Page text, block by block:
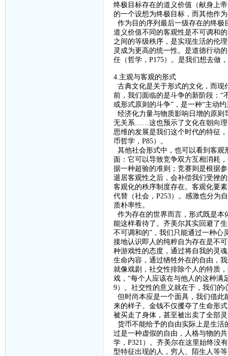
终极目标存在的道义价值（献身上
的一个设想为终极目标，而其他作
作为目的序列最后一级存在的终极
道义价值不同的客观性是不可调和
之间的等级秩序，是实现生活的伦
灵成为更高的统一性。是道德行动
任（哲学， P175）。是我们想去做
4.主观与客观的形式
古典文化是关于形式的文化，而现
前，我们面临的是斗争的新阶段： “
或形式原则的斗争”，是一种“主动
经济化力量与物质影响日增的原则
无关系 ……这也预示了文化在朝向
思维的发展是我们这个时代的特征
币哲学， P85）。
其他社会形式中，也可以看到客观
面：它可以导致竞争双方互相消耗
据一种超验的准则；竞赛则是根据
退居客观性之后，会补偿我们受挫
客观化的秩序制度存在。客观化要
代替（社会， P253）。感激也分为
质朴率性。
作为存在的世界而言，形式既是本
能这样看待了。齐美尔其实回避了
不可调和的”，我们只能通过一种心
接地认识即人的纯粹自为存在是不
种游戏性的态度，通过将自我的灵
生命内容 ， 通过牺牲外在的自由，
就像戏剧 ， 社交性排除个人的特质
戏， “每个人应该在与他人的这种满
9）。社交性的意义就在于，我们的
但时尚本应是一个面具，我们借
来的样子。金钱不仅攫夺了生命形
被买走了身体，甚至被出卖了全部
货币不能给予的自由实际上是生活
过是一种虚假的自由，人格与物的
学， P321 ）。齐美尔在这里始终没
型特征出现的人，穷人、陌生人等